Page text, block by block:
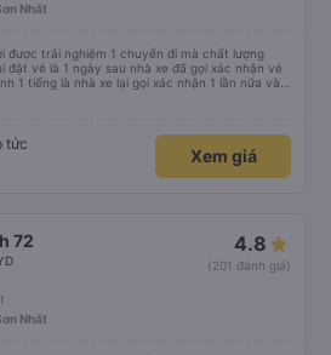
Nhất
được trải nghiệm 1 chuyến đi mà chất lượng
đặt vé là 1 ngày sau nhà xe đã gọi xác nhận vé
1 tiếng là nhà xe lại gọi xác nhận 1 lần nữa và
số xe. Dịch vụ tốt, xe sạch sẽ và bác tài chạy
tức
Xem giá
72 4.8
(201 đánh giá)
Nhất